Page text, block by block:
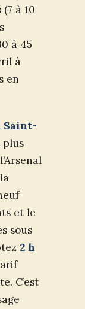
à 10
à 45
à
en
Saint-
plus
et le
sous
2 h
C’est